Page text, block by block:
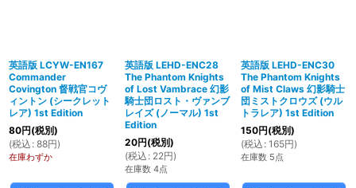
英語版 LCYW-EN167
Commander
Covington 督戦官コヴ
ィントン (シークレット
レア) 1st Edition
80円(税別)
(税込 : 88円)
在庫わずか
英語版 LEHD-ENC28
The Phantom Knights
of Lost Vambrace 幻影
騎士団ロスト・ヴァンブ
レイズ (ノーマル) 1st
Edition
20円(税別)
(税込 : 22円)
在庫数 4点
英語版 LEHD-ENC30
The Phantom Knights
of Mist Claws 幻影騎士
団ミストクロウズ (ウル
トラレア) 1st Edition
150円(税別)
(税込 : 165円)
在庫数 5点